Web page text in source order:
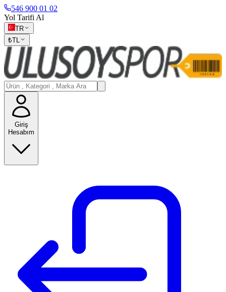
546 900 01 02
Yol Tarifi Al
TR
₺TL
Giriş
Hesabım